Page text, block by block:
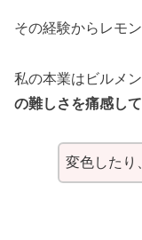
その経験からレモ
私の本業はビルメ
の難しさを痛感し
変色したり